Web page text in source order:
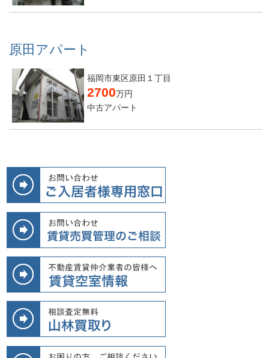
原田アパート
福岡市東区原田１丁目
2700万円
中古アパート